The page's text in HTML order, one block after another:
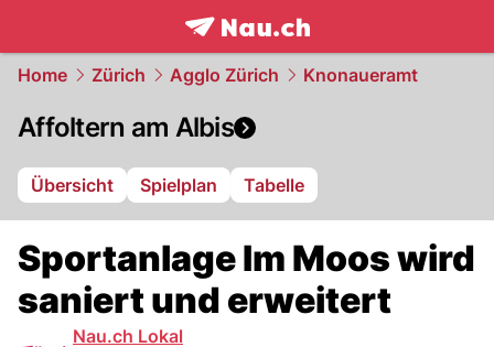
frontpage.NAU.ch
Home Zürich Agglo Zürich Knonaueramt
Affoltern am Albis
Übersicht Spielplan Tabelle
Sportanlage Im Moos wird
saniert und erweitert
Nau.ch Lokal